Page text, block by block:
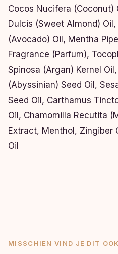
Cocos Nucifera (Coconut)
Dulcis (Sweet Almond)
(Avocado) Oil, Mentha
Fragrance (Parfum),
Spinosa (Argan) Kernel
(Abyssinian) Seed Oil,
Seed Oil, Carthamus
Oil, Chamomilla Recutita
Extract, Menthol, Zingiber
Oil
MISSCHIEN VIND JE DIT